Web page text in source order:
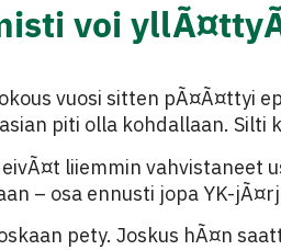
voi
vuosi sitten pÃ¤Ã¤ttyi
piti olla kohdallaan. Silti
liiemmin
– osa ennusti jopa YK-
pety. Joskus hÃ¤n